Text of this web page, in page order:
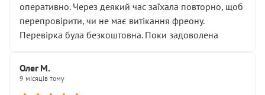
оперативно. Через деякий час заїхала повторно, щоб
перепровірити, чи не має витікання фреону.
Перевірка була безкоштовна. Поки задоволена
Олег М.
9 місяців тому